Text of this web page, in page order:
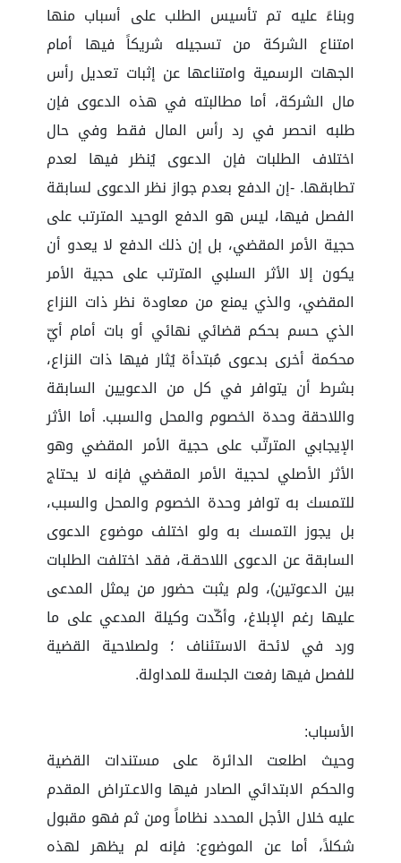
وبناءً عليه تم تأسيس الطلب على أسباب منها
امتناع الشركة من تسجيله شريكاً فيها أمام
الجهات الرسمية وامتناعها عن إثبات تعديل رأس
مال الشركة، أما مطالبته في هذه الدعوى فإن
طلبه انحصر في رد رأس المال فقط وفي حال
اختلاف الطلبات فإن الدعوى يُنظر فيها لعدم
تطابقها. -إن الدفع بعدم جواز نظر الدعوى لسابقة
الفصل فيها، ليس هو الدفع الوحيد المترتب على
حجية الأمر المقضي، بل إن ذلك الدفع لا يعدو أن
يكون إلا الأثر السلبي المترتب على حجية الأمر
المقضي، والذي يمنع من معاودة نظر ذات النزاع
الذي حسم بحكم قضائي نهائي أو بات أمام أيّ
محكمة أخرى بدعوى مُبتدأة يُثار فيها ذات النزاع،
بشرط أن يتوافر في كل من الدعويين السابقة
واللاحقة وحدة الخصوم والمحل والسبب. أما الأثر
الإيجابي المترتّب على حجية الأمر المقضي وهو
الأثر الأصلي لحجية الأمر المقضي فإنه لا يحتاج
للتمسك به توافر وحدة الخصوم والمحل والسبب،
بل يجوز التمسك به ولو اختلف موضوع الدعوى
السابقة عن الدعوى اللاحقـة، فقد اختلفت الطلبات
بين الدعوتين)، ولم يثبت حضور من يمثل المدعى
عليها رغم الإبلاغ، وأكّدت وكيلة المدعي على ما
ورد في لائحة الاستئناف ؛ ولصلاحية القضية
للفصل فيها رفعت الجلسة للمداولة.
الأسباب:
وحيث اطلعت الدائرة على مستندات القضية
والحكم الابتدائي الصادر فيها والاعـتراض المقدم
عليه خلال الأجل المحدد نظاماً ومن ثم فهو مقبول
شكلاً، أما عن الموضوع: فإنه لم يظهر لهذه